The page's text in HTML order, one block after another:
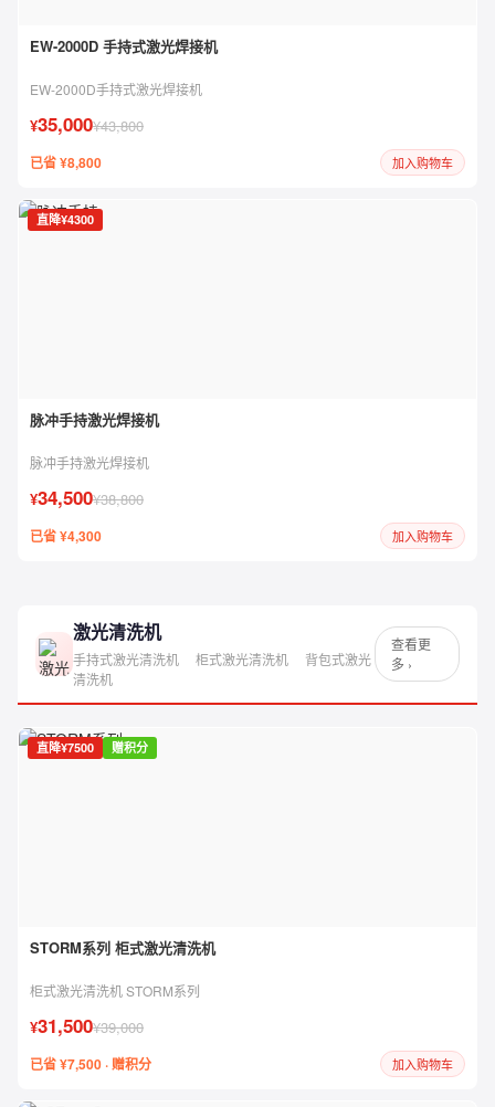
EW-2000D 手持式激光焊接机
EW-2000D手持式激光焊接机
¥35,000¥43,800
已省 ¥8,800 加入购物车
直降¥4300
脉冲手持激光焊接机
脉冲手持激光焊接机
¥34,500¥38,800
已省 ¥4,300 加入购物车
激光清洗机
手持式激光清洗机 柜式激光清洗机
背包式激光
清洗机
查看更
多 ›
直降¥7500 赠积分
STORM系列 柜式激光清洗机
柜式激光清洗机 STORM系列
¥31,500¥39,000
已省 ¥7,500 · 赠积分 加入购物车